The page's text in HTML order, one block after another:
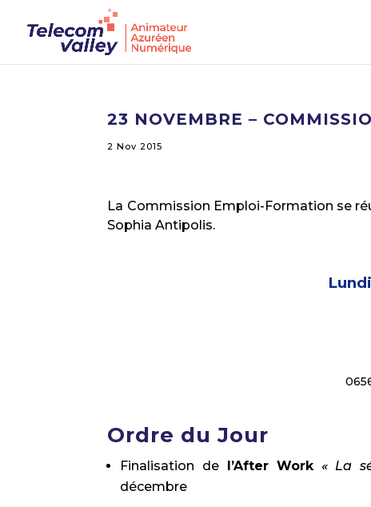
23 NOVEMBRE –
2 Nov 2015
La Commission Emploi-Formation se
Sophia Antipolis.
Ordre du Jour
Finalisation de l’After Work « La
décembre